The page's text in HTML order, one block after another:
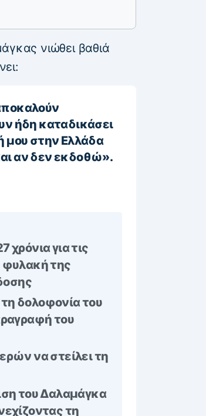
νιώθει βαθιά
ήδη καταδικάσει
μου στην Ελλάδα
αν δεν εκδοθώ».
για τις
φυλακή της
δολοφονία του
του
να στείλει τη
του Δαλαμάγκα
τη